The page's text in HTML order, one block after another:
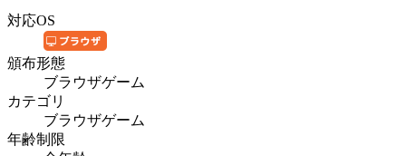
対応OS
頒布形態
ブラウザゲーム
カテゴリ
ブラウザゲーム
年齢制限